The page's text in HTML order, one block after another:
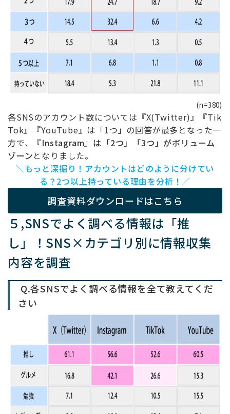
(n=380)
各SNSのアカウント数については『X(Twitter)』『Tik
Tok』『YouTube』は「1つ」の回答が最多となった一
方で、
『Instagram』は「2つ」「3つ」がボリューム
ゾーンとなりました。
＼もっと深掘り！アカウントはどのように分けてい
る？2つ以上持っている理由を分析！／
調査資料ダウンロードはこちら
５,SNSでよく調べる情報は「推
し」！SNS×カテゴリ別に情報収集
内容を調査
Q.各SNSでよく調べる情報を全て教えてくだ
さい